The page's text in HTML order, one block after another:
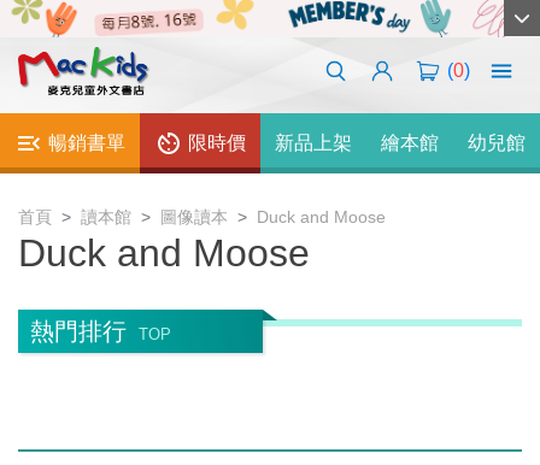
(0)
暢銷書單 限時價 新品上架 繪本館 幼兒館
首頁 讀本館 圖像讀本 Duck and Moose
Duck and Moose
熱門排行 TOP